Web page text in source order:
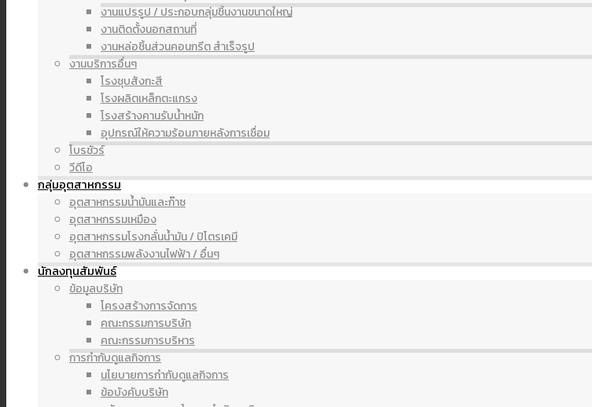
งานแปรรูป / ประกอบกลุ่มชิ้นงานขนาดใหญ่
งานติดตั้งนอกสถานที่
งานหล่อชิ้นส่วนคอนกรีต สำเร็จรูป
งานบริการอื่นๆ
โรงชุบสังกะสี
โรงผลิตเหล็กตะแกรง
โรงสร้างคานรับน้ำหนัก
อุปกรณ์ให้ความร้อนภายหลังการเชื่อม
โบรชัวร์
วีดีโอ
กลุ่มอุตสาหกรรม
อุตสาหกรรมน้ำมันและก๊าซ
อุตสาหกรรมเหมือง
อุตสาหกรรมโรงกลั่นน้ำมัน / ปิโตรเคมี
อุตสาหกรรมพลังงานไฟฟ้า / อื่นๆ
นักลงทุนสัมพันธ์
ข้อมูลบริษัท
โครงสร้างการจัดการ
คณะกรรมการบริษัท
คณะกรรมการบริหาร
การกำกับดูแลกิจการ
นโยบายการกำกับดูแลกิจการ
ข้อบังคับบริษัท